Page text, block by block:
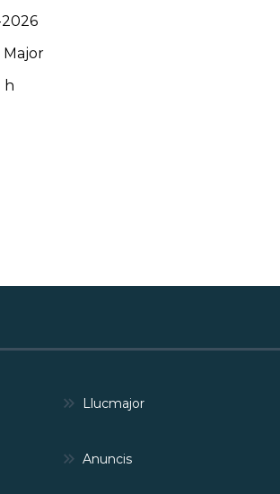
Major
h
Llucmajor
Anuncis